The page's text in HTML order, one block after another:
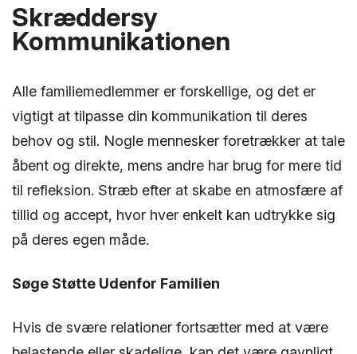
Skræddersy
Kommunikationen
Alle familiemedlemmer er forskellige, og det er
vigtigt at tilpasse din kommunikation til deres
behov og stil. Nogle mennesker foretrækker at tale
åbent og direkte, mens andre har brug for mere tid
til refleksion. Stræb efter at skabe en atmosfære af
tillid og accept, hvor hver enkelt kan udtrykke sig
på deres egen måde.
Søge Støtte Udenfor Familien
Hvis de svære relationer fortsætter med at være